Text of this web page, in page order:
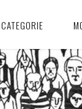
CATEGORIE